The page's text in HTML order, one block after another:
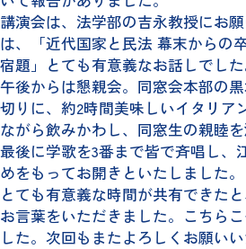
講演会は、法学部の吉永教授にお
は、「近代国家と民法 幕末からの
宿題」とても有意義なお話しでした
午後からは懇親会。同窓会本部の
切りに、約2時間美味しいイタリア
ながら飲みかわし、同窓生の親睦を
最後に学歌を3番まで皆で斉唱し、
めをもってお開きといたしました。
とても有意義な時間が共有できた
お言葉をいただきました。こちら
した。次回もまたよろしくお願いい